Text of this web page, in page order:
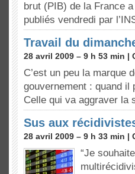
brut (PIB) de la France
publiés vendredi par
Travail du
28 avril 2009 – 9 h 53 min |
C’est un peu la marque
gouvernement : quand il
Celle qui va aggraver
Sus aux
28 avril 2009 – 9 h 33 min |
“Je